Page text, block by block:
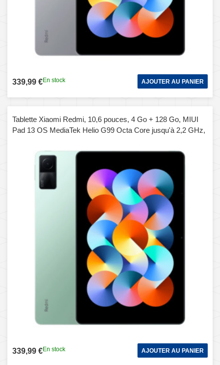
339,99 €En stock AJOUTER AU PANIER
Tablette Xiaomi Redmi, 10,6 pouces, 4 Go + 128 Go, MIUI
Pad 13 OS MediaTek Helio G99 Octa Core jusqu'à 2,2 GHz,
charge Google Play (vert)
339,99 €En stock AJOUTER AU PANIER